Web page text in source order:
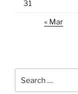
31
« Mar
for: